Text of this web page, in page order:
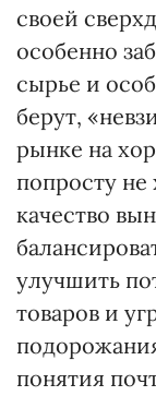
своей
особенно
сырье и
берут,
рынке на
попросту не
качество
улучшить
товаров и
понятия